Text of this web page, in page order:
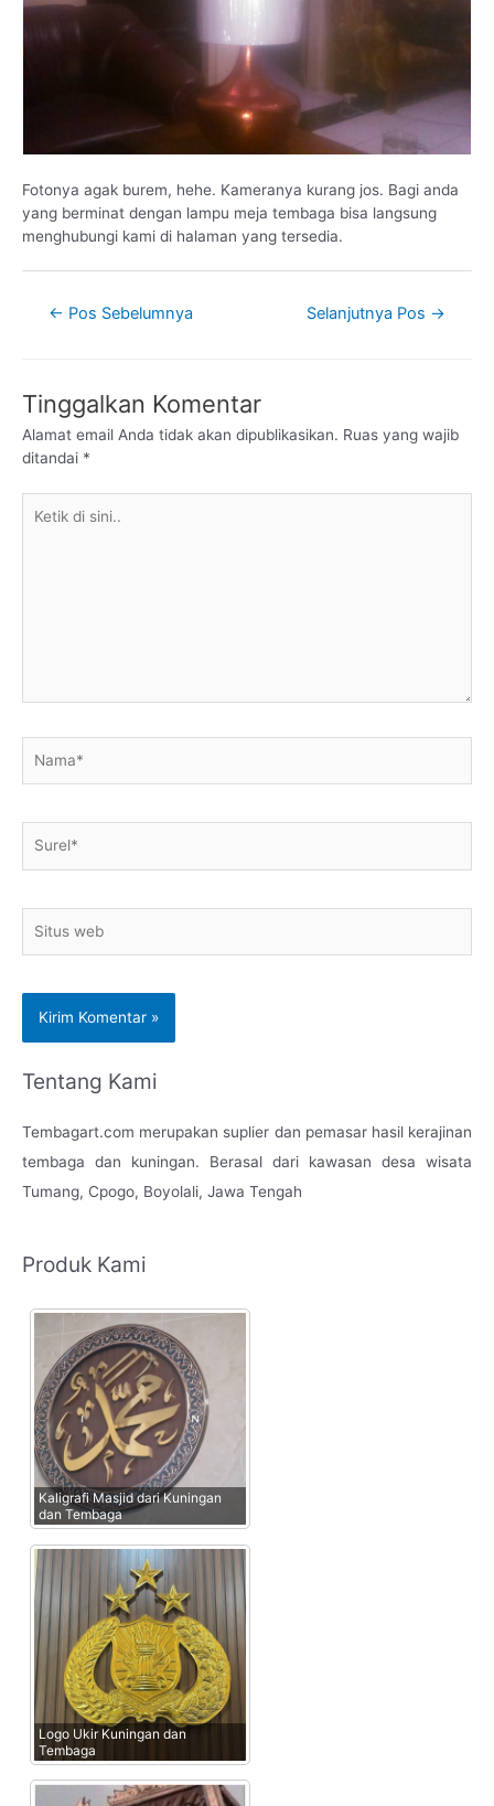
Fotonya agak burem, hehe. Kameranya kurang jos. Bagi anda
yang berminat dengan lampu meja tembaga bisa langsung
menghubungi kami di halaman yang tersedia.
← Pos Sebelumnya Selanjutnya Pos →
Tinggalkan Komentar
Alamat email Anda tidak akan dipublikasikan. Ruas yang wajib
ditandai *
web
Tentang Kami
Tembagart.com merupakan suplier dan pemasar hasil kerajinan
tembaga dan kuningan. Berasal dari kawasan desa wisata
Tumang, Cpogo, Boyolali, Jawa Tengah
Produk Kami
Kaligrafi Masjid dari Kuningan
dan Tembaga
Logo Ukir Kuningan dan
Tembaga